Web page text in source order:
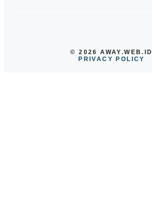
© 2026 AWAY.WEB.ID
PRIVACY POLICY